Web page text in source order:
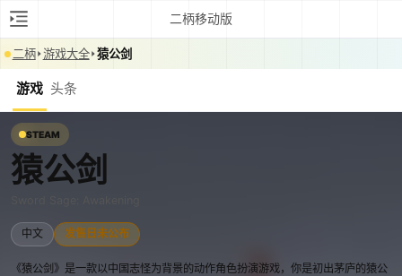
二柄移动版
二柄 游戏大全 猿公剑
游戏 头条
STEAM
猿公剑
中文 发售日未公布
《猿公剑》是一款以中国志怪为背景的动作角色扮演游戏，你是初出茅庐的猿公